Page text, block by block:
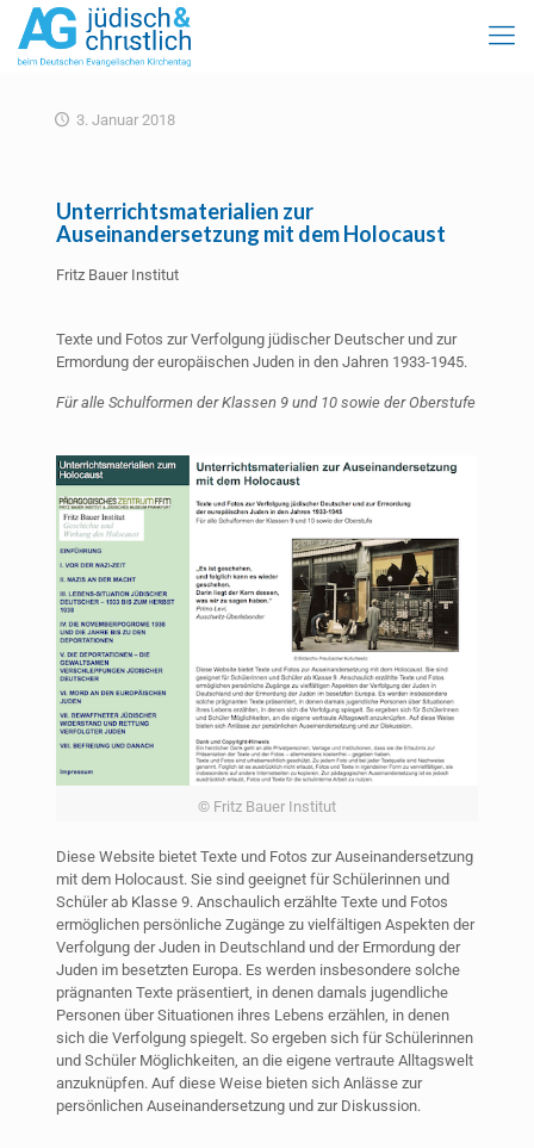
3. Januar 2018
Unterrichtsmaterialien zur
Auseinandersetzung mit dem Holocaust
Fritz Bauer Institut
Texte und Fotos zur Verfolgung jüdischer Deutscher und zur
Ermordung der europäischen Juden in den Jahren 1933-1945.
Für alle Schulformen der Klassen 9 und 10 sowie der Oberstufe
© Fritz Bauer Institut
Diese Website bietet Texte und Fotos zur Auseinandersetzung
mit dem Holocaust. Sie sind geeignet für Schülerinnen und
Schüler ab Klasse 9. Anschaulich erzählte Texte und Fotos
ermöglichen persönliche Zugänge zu vielfältigen Aspekten der
Verfolgung der Juden in Deutschland und der Ermordung der
Juden im besetzten Europa. Es werden insbesondere solche
prägnanten Texte präsentiert, in denen damals jugendliche
Personen über Situationen ihres Lebens erzählen, in denen
sich die Verfolgung spiegelt. So ergeben sich für Schülerinnen
und Schüler Möglichkeiten, an die eigene vertraute Alltagswelt
anzuknüpfen. Auf diese Weise bieten sich Anlässe zur
persönlichen Auseinandersetzung und zur Diskussion.